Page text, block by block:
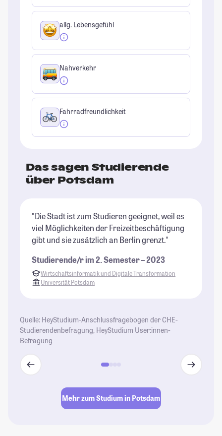
allg. Lebensgefühl
Nahverkehr
Fahrradfreundlichkeit
Das sagen Studierende
über Potsdam
"Die Stadt ist zum Studieren geeignet, weil es
viel Möglichkeiten der Freizeitbeschäftigung
gibt und sie zusätzlich an Berlin grenzt."
Studierende/r im 2. Semester – 2023
Wirtschaftsinformatik und Digitale Transformation
Universität Potsdam
Quelle: HeyStudium-Anschlussfragebogen der CHE-
Studierendenbefragung, HeyStudium User:innen-
Befragung
Mehr zum Studium in Potsdam